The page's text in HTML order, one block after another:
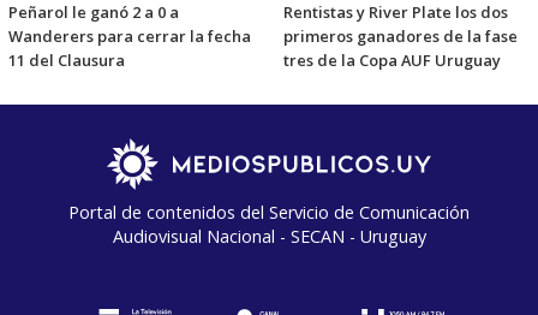
Peñarol le ganó 2 a 0 a
Wanderers para cerrar la fecha
11 del Clausura
Rentistas y River Plate los dos
primeros ganadores de la fase
tres de la Copa AUF Uruguay
Portal de contenidos del Servicio de Comunicación
Audiovisual Nacional - SECAN - Uruguay